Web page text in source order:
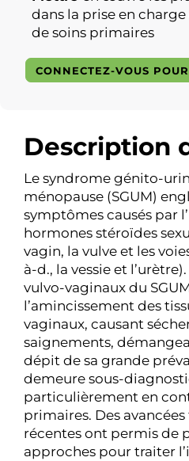
Description
Le syndrome génito-
ménopause (SGUM)
symptômes causés par
hormones stéroïdes
vagin, la vulve et les
à-d., la vessie et
vulvo-vaginaux du
l’amincissement des
vaginaux, causant
saignements,
dépit de sa grande
demeure sous-
particulièrement en
primaires. Des
récentes ont permis de
approches pour traiter
dans la prise en
de soins primaires
CONNECTEZ-VOUS